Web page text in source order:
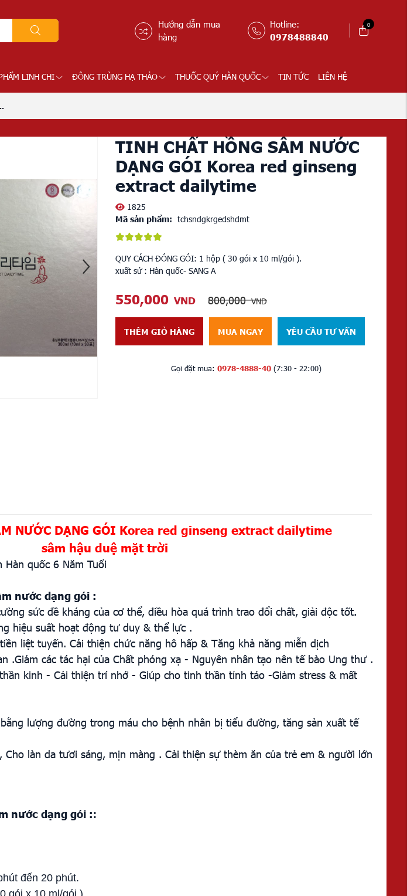
Hướng dẫn mua
hàng
Hotline:
0978488840
0
LINH CHI ĐÔNG TRÙNG HẠ THẢO THUỐC QUÝ HÀN QUỐC TIN TỨC LIÊN HỆ
TINH CHẤT HỒNG SÂM NƯỚC
DẠNG GÓI Korea red ginseng
extract dailytime
1825
Mã sản phẩm: tchsndgkrgedshdmt
QUY CÁCH ĐÓNG GÓI: 1 hộp ( 30 gói x 10 ml/gói ).
xuất sứ : Hàn quốc- SANG A
550,000 VND 800,000VND
THÊM GIỎ HÀNG MUA NGAY YÊU CẦU TƯ VẤN
Gọi đặt mua:0978-4888-40 (7:30 - 22:00)
NƯỚC DẠNG GÓI Korea red ginseng extract dailytime
sâm hậu duệ mặt trời
Hàn quốc 6 Năm Tuổi
nước dạng gói :
sức đề kháng của cơ thể, điều hòa quá trình trao đổi chất, giải độc tốt.
hiệu suất hoạt động tư duy & thể lực .
liệt tuyến. Cải thiện chức năng hô hấp & Tăng khả năng miễn dịch
.Giảm các tác hại của Chất phóng xạ - Nguyên nhân tạo nên tế bào Ung thư .
kinh - Cải thiện trí nhớ - Giúp cho tinh thần tỉnh táo -Giảm stress & mất
lượng đường trong máu cho bệnh nhân bị tiểu đường, tăng sản xuất tế
làn da tươi sáng, mịn màng . Cải thiện sự thèm ăn của trẻ em & người lớn
nước dạng gói ::
đến 20 phút.
gói x 10 ml/gói ).